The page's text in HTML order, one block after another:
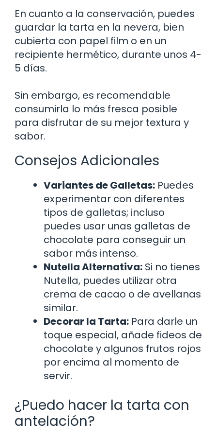
En cuanto a la conservación, puedes
guardar la tarta en la nevera, bien
cubierta con papel film o en un
recipiente hermético, durante unos 4-
5 días.
Sin embargo, es recomendable
consumirla lo más fresca posible
para disfrutar de su mejor textura y
sabor.
Consejos Adicionales
Variantes de Galletas: Puedes
experimentar con diferentes
tipos de galletas; incluso
puedes usar unas galletas de
chocolate para conseguir un
sabor más intenso.
Nutella Alternativa: Si no tienes
Nutella, puedes utilizar otra
crema de cacao o de avellanas
similar.
Decorar la Tarta: Para darle un
toque especial, añade fideos de
chocolate y algunos frutos rojos
por encima al momento de
servir.
¿Puedo hacer la tarta con
antelación?